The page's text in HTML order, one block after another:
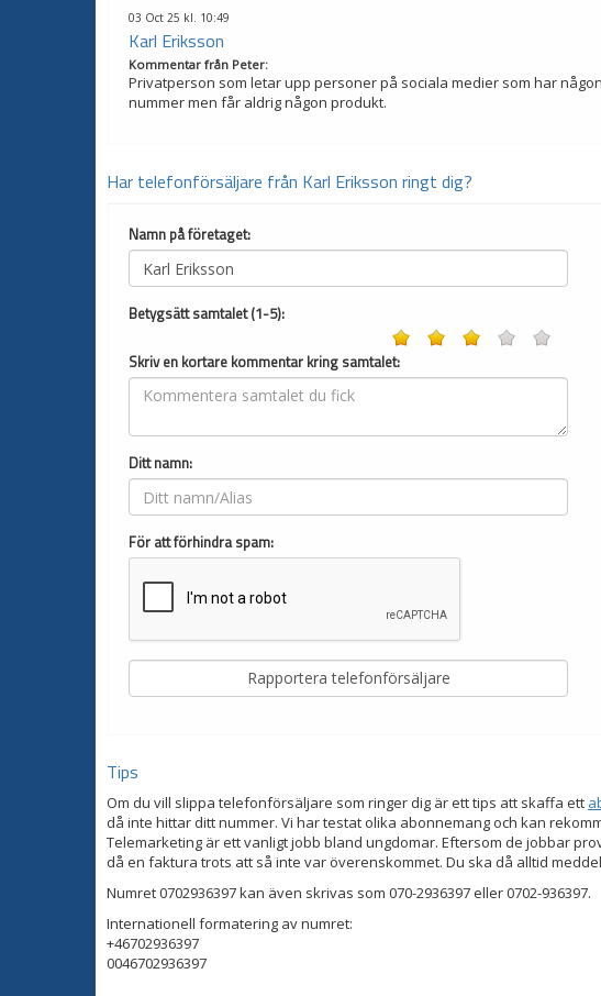
03 Oct 25 kl. 10:49
Karl Eriksson
Kommentar från Peter:
Privatperson som letar upp personer på sociala medier som har
nummer men får aldrig någon produkt.
Har telefonförsäljare från Karl Eriksson ringt dig?
Namn på företaget:
Betygsätt samtalet (1-5):
Skriv en kortare kommentar kring samtalet:
Ditt namn:
För att förhindra spam:
Tips
Om du vill slippa telefonförsäljare som ringer dig är ett tips att skaffa ett
då inte hittar ditt nummer. Vi har testat olika abonnemang och kan
Telemarketing är ett vanligt jobb bland ungdomar. Eftersom de jobbar
då en faktura trots att så inte var överenskommet. Du ska då alltid
Numret 0702936397 kan även skrivas som 070-2936397 eller 0702-936397.
Internationell formatering av numret:
+46702936397
0046702936397